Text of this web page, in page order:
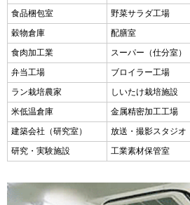
食品梱包室
野菜サラダ工場
穀物倉庫
配膳室
食肉加工業
スーパー（仕分室）
弁当工場
ブロイラー工場
ラン栽培農家
しいたけ栽培施設
米低温倉庫
金属精密加工工場
建築会社（研究室）
放送・撮影スタジオ
研究・実験施設
工業素材保管室